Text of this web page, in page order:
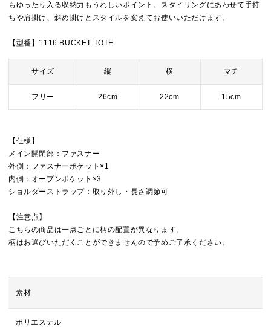
もゆったり入る収納力もうれしいポイント。スタイリングにあわせて手持
ちや肩掛け、斜め掛けとスタイルを変えてお使いいただけます。
【型番】1116 BUCKET TOTE
サイズ 縦 横 マチ
フリー 26cm 22cm 15cm
【仕様】
メイン開閉部：ファスナー
外側：ファスナーポケット×1
内側：オープンポケット×3
ショルダーストラップ：取り外し・長さ調節可
【注意点】
こちらの商品は一点ごとに柄の配置が異なります。
柄はお選びいただくことができませんので予めご了承ください。
素材
ポリエステル